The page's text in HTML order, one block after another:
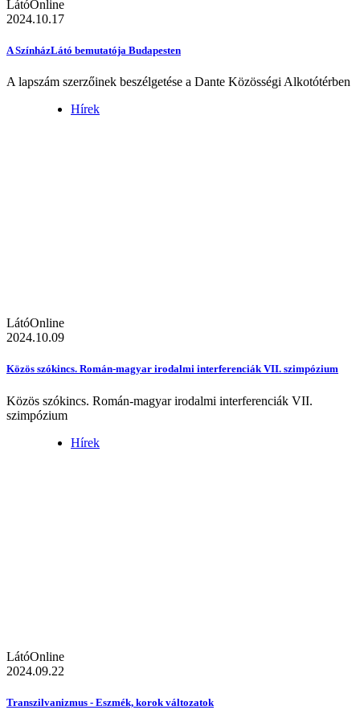
LátóOnline
2024.10.17
A SzínházLátó bemutatója Budapesten
A lapszám szerzőinek beszélgetése a Dante Közösségi Alkotótérben
Hírek
LátóOnline
2024.10.09
Közös szókincs. Román-magyar irodalmi interferenciák VII. szimpózium
Közös szókincs. Román-magyar irodalmi interferenciák VII.
szimpózium
Hírek
LátóOnline
2024.09.22
Transzilvanizmus - Eszmék, korok változatok